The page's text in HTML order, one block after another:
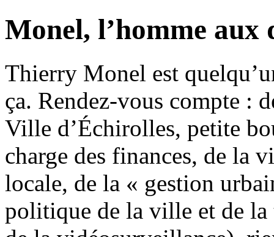
Monel, l’homme aux
Thierry Monel est
ça. Rendez-vous compte :
Ville d’Échirolles, petite
charge des finances, de la
locale, de la « gestion
politique de la ville et de